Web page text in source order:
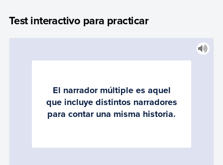
Test interactivo para practicar